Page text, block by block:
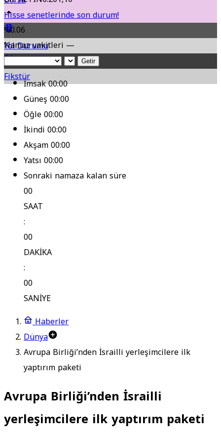
Hisse senetlerinde son durum!
Yol Durumu
Fikstür
%0.06
Namaz vakitleri —
Getir
İmsak00:00
Güneş00:00
Öğle00:00
İkindi00:00
Akşam00:00
Yatsı00:00
Sonraki namaza kalan süre
00
SAAT
:
00
DAKİKA
:
00
SANİYE
Haberler
Dünya
Avrupa Birliği’nden İsrailli yerleşimcilere ilk
yaptırım paketi
Avrupa Birliği’nden İsrailli
yerleşimcilere ilk yaptırım paketi